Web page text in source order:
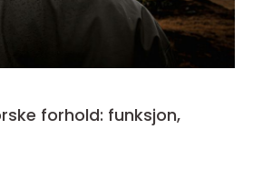
forhold: funksjon,